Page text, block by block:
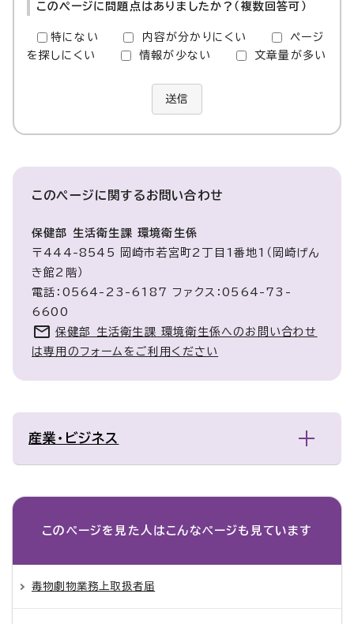
このページに問題点はありましたか？（複数回答可）
特にない 内容が分かりにくい
ページ
を探しにくい
情報が少ない 文章量が多い
送信
このページに関するお問い合わせ
保健部 生活衛生課 環境衛生係
〒444-8545 岡崎市若宮町2丁目1番地1（岡崎げん
き館2階）
電話：0564-23-6187 ファクス：0564-73-
6600
保健部 生活衛生課 環境衛生係へのお問い合わせ
は専用のフォームをご利用ください
産業・ビジネス
このページを見た人は こんなページも見ています
毒物劇物業務上取扱者届